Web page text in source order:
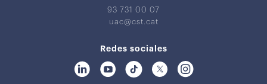
93 731 00 07
uac@cst.cat
Redes sociales